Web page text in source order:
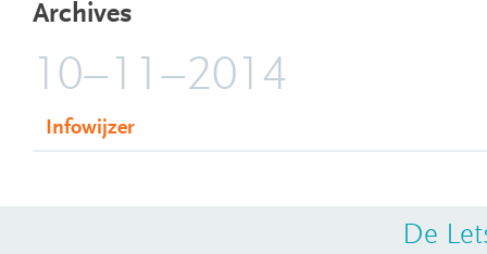
Archives
10–11–2014
Infowijzer
De